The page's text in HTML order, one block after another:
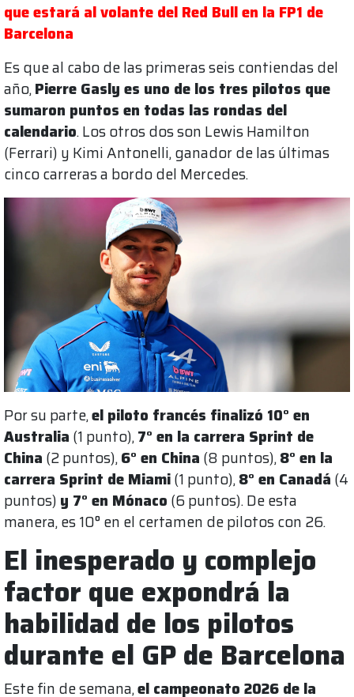
que estará al volante del Red Bull en la FP1 de
Barcelona
Es que al cabo de las primeras seis contiendas del
año,Pierre Gasly es uno de los tres pilotos que
sumaron puntos en todas las rondas del
calendario. Los otros dos son Lewis Hamilton
(Ferrari) y Kimi Antonelli, ganador de las últimas
cinco carreras a bordo del Mercedes.
Por su parte,el piloto francés finalizó 10° en
Australia (1 punto),7° en la carrera Sprint de
China (2 puntos),6° en China (8 puntos),8° en la
carrera Sprint de Miami(1 punto),8° en Canadá (4
puntos) y 7° en Mónaco (6 puntos). De esta
manera, es 10° en el certamen de pilotos con 26.
El inesperado y complejo
factor que expondrá la
habilidad de los pilotos
durante el GP de Barcelona
Este fin de semana,el campeonato 2026 de la